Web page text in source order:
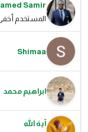
Samir
المستخدم أخفى
Shimaa
ابراهيم محمد
آية الله